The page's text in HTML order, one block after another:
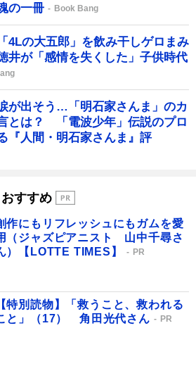
の一冊
Book Bang
4Lの大五郎」を飲み干しゲロまみ
井が「感情を失くした」子供時代
が出そう…「明石家さんま」のカ
とは？ 「電波少年」伝説のプロ
『人間・明石家さんま』評
おすすめ
作にもリフレッシュにもガムを愛
（ジャズピアニスト 山中千尋さ
）【LOTTE TIMES】
PR
【特別読物】「救うこと、救われる
と」（17） 角田光代さん
PR